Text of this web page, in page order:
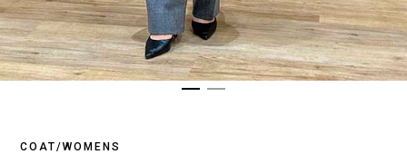
COAT/WOMENS